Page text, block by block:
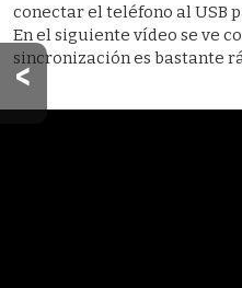
conectar el teléfono al USB
En el siguiente vídeo se ve
sincronización es bastante